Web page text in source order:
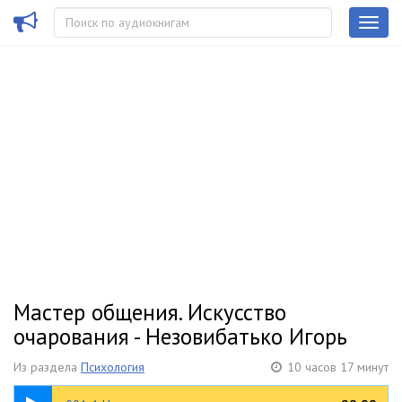
Мастер общения. Искусство
очарования - Незовибатько Игорь
Из раздела Психология 10 часов 17 минут
11:22